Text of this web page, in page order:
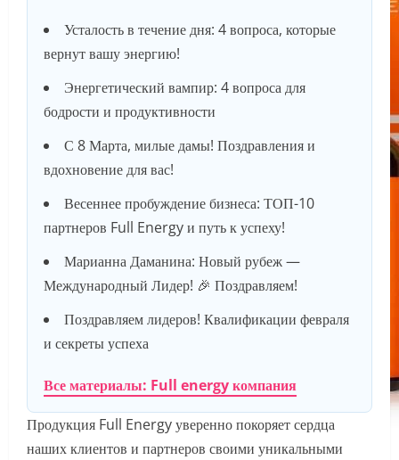
Усталость в течение дня: 4 вопроса, которые
вернут вашу энергию!
Энергетический вампир: 4 вопроса для
бодрости и продуктивности
С 8 Марта, милые дамы! Поздравления и
вдохновение для вас!
Весеннее пробуждение бизнеса: ТОП-10
партнеров Full Energy и путь к успеху!
Марианна Даманина: Новый рубеж —
Международный Лидер! 🎉 Поздравляем!
Поздравляем лидеров! Квалификации февраля
и секреты успеха
Все материалы: Full energy компания
Продукция Full Energy уверенно покоряет сердца
наших клиентов и партнеров своими уникальными